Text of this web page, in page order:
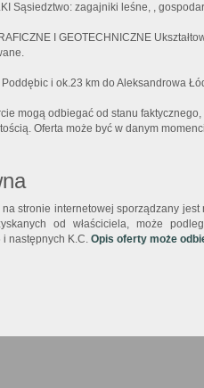
Sąsiedztwo: zagajniki leśne, ,
I GEOTECHNICZNE
i ok.23 km do Aleksandrowa
mogą odbiegać od stanu
Oferta może być w danym
stronie internetowej sporządzany
od właściciela, może
następnych K.C. Opis oferty może